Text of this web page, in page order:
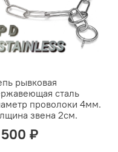
рывковая
сталь
проволоки 4мм.
звена 2см.
₽